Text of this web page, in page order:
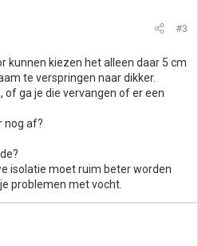
#3
kunnen kiezen het alleen daar 5 cm
te verspringen naar dikker.
ga je die vervangen of er een
nog af?
isolatie moet ruim beter worden
problemen met vocht.